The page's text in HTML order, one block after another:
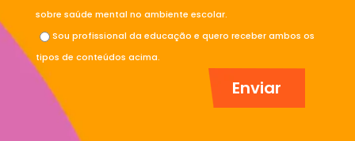
sobre saúde mental no ambiente escolar.
Sou profissional da educação e quero receber ambos os
tipos de conteúdos acima.